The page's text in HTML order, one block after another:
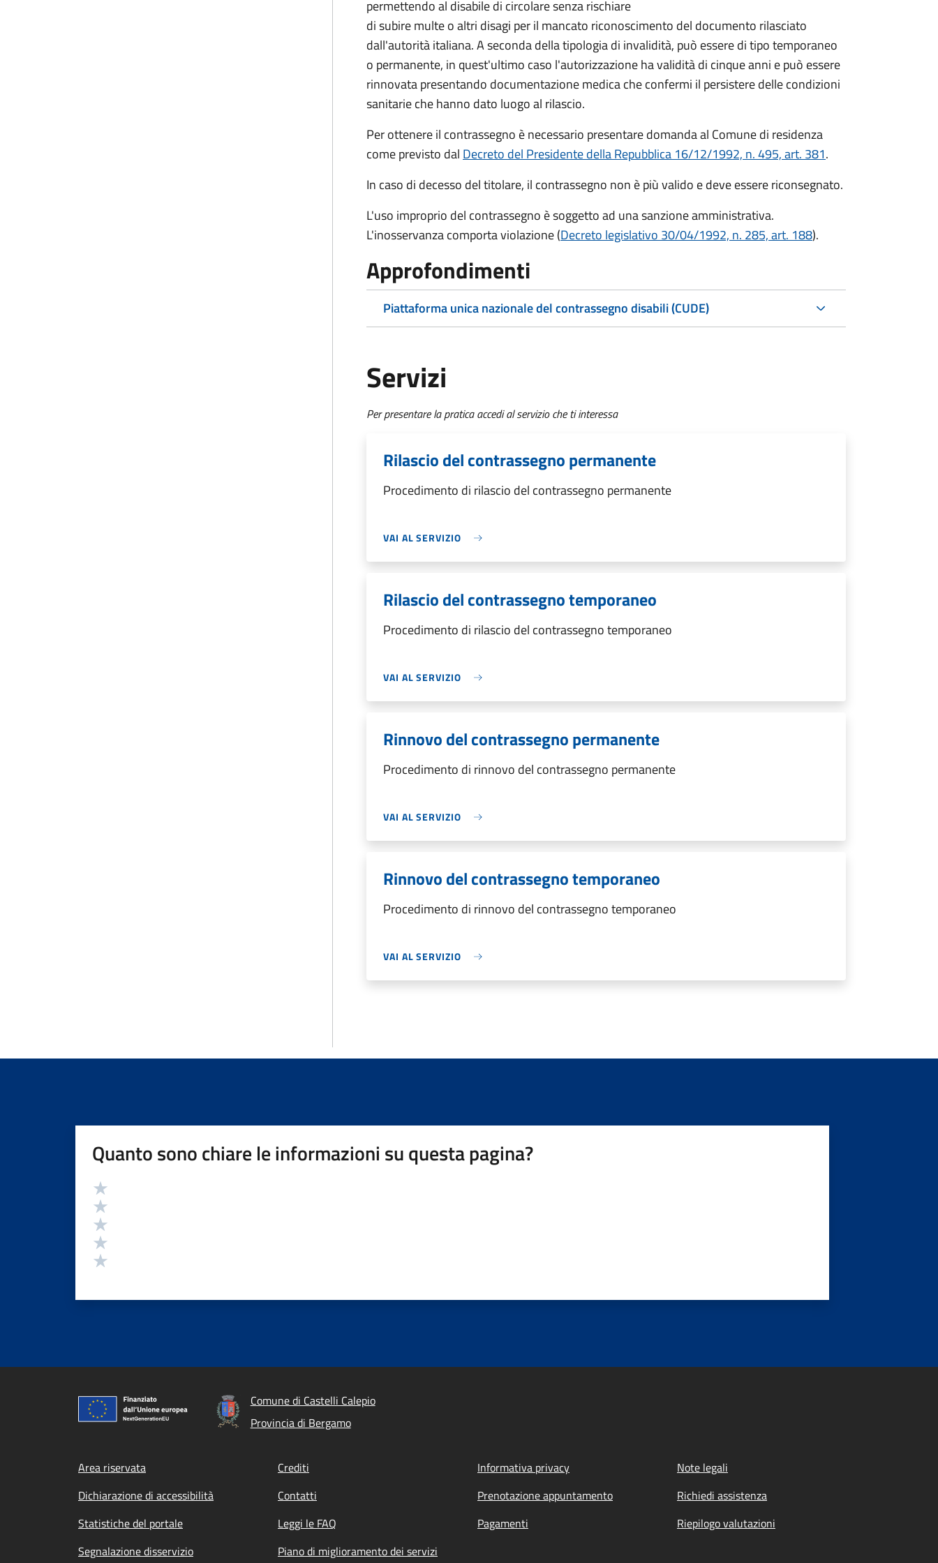
permettendo al disabile di circolare senza rischiare
di subire multe o altri disagi per il mancato riconoscimento del documento rilasciato
dall'autorità italiana. A seconda della tipologia di invalidità, può essere di tipo temporaneo
o permanente, in quest'ultimo caso l'autorizzazione ha validità di cinque anni e può essere
rinnovata presentando documentazione medica che confermi il persistere delle condizioni
sanitarie che hanno dato luogo al rilascio.
Per ottenere il contrassegno è necessario presentare domanda al Comune di residenza
come previsto dal Decreto del Presidente della Repubblica 16/12/1992, n. 495, art. 381.
In caso di decesso del titolare, il contrassegno non è più valido e deve essere riconsegnato.
L'uso improprio del contrassegno è soggetto ad una sanzione amministrativa.
L'inosservanza comporta violazione (Decreto legislativo 30/04/1992, n. 285, art. 188).
Approfondimenti
Piattaforma unica nazionale del contrassegno disabili (CUDE)
Servizi
Per presentare la pratica accedi al servizio che ti interessa
Rilascio del contrassegno permanente
Procedimento di rilascio del contrassegno permanente
VAI AL SERVIZIO
Rilascio del contrassegno temporaneo
Procedimento di rilascio del contrassegno temporaneo
VAI AL SERVIZIO
Rinnovo del contrassegno permanente
Procedimento di rinnovo del contrassegno permanente
VAI AL SERVIZIO
Rinnovo del contrassegno temporaneo
Procedimento di rinnovo del contrassegno temporaneo
VAI AL SERVIZIO
Quanto sono chiare le informazioni su questa pagina?
Valutazione
Comune di Castelli Calepio
Provincia di Bergamo
Footer menu
Area riservata Crediti Informativa privacy
Note legali
Dichiarazione di accessibilità
Contatti Prenotazione appuntamento
Richiedi assistenza
Statistiche del portale
Leggi le FAQ Pagamenti
Riepilogo valutazioni
Segnalazione disservizio
Piano di miglioramento dei servizi